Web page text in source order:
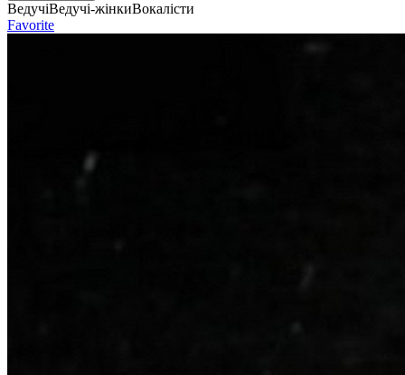
ВедучіВедучі-жінкиВокалісти
Favorite